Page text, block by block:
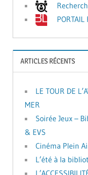
PORTAIL
ARTICLES RÉCENTS
LE TOUR DE
MER
Soirée Jeux –
& EVS
Cinéma Plein
L’été à la